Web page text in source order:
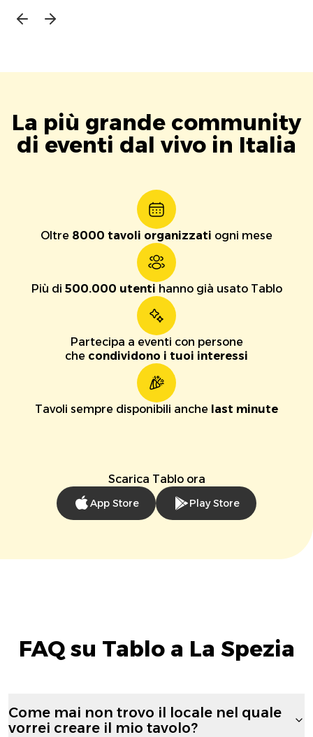
La più grande community
di eventi dal vivo in Italia
Oltre 8000 tavoli organizzati ogni mese
Più di 500.000 utenti hanno già usato Tablo
Partecipa a eventi con persone
che condividono i tuoi interessi
Tavoli sempre disponibili anche last minute
Scarica Tablo ora
App Store Play Store
FAQ su Tablo a La Spezia
Come mai non trovo il locale nel quale
vorrei creare il mio tavolo?